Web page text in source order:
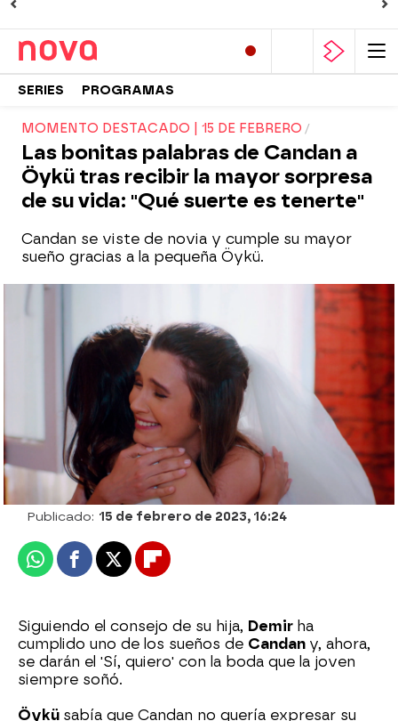
SERIES PROGRAMAS
MOMENTO DESTACADO | 15 DE FEBRERO
Las bonitas palabras de Candan a
Öykü tras recibir la mayor sorpresa
de su vida: "Qué suerte es tenerte"
Candan se viste de novia y cumple su mayor
sueño gracias a la pequeña Öykü.
Öykü anima a Demir a celebrar la boda de
ensueño de Candan: “Sería muy bonito”
Nova
Publicado: 15 de febrero de 2023, 16:24
WhatsappFacebook
X Flipboard
Siguiendo el consejo de su hija, Demir ha
cumplido uno de los sueños de Candan y, ahora,
se darán el 'Sí, quiero' con la boda que la joven
siempre soñó.
Öykü sabía que Candan no quería expresar su